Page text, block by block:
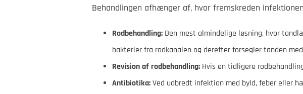
Behandlingen afhænger af, hvor fremskreden
Rodbehandling:Den mest almindelige løsning, hvor
bakterier fra rodkanalen og derefter forsegler tanden
Revision af rodbehandling:Hvis en tidligere
Antibiotika:Ved udbredt infektion med byld, feber eller